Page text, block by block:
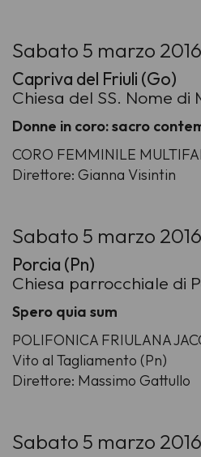
Sabato 5 marzo 2016
Capriva del Friuli (Go)
Chiesa del SS. Nome
Donne in coro: sacro
CORO FEMMINILE
Direttore: Gianna Visintin
Sabato 5 marzo 2016
Porcia (Pn)
Chiesa parrocchiale di
Spero quia sum
POLIFONICA FRIULANA
Vito al Tagliamento (Pn)
Direttore: Massimo Gattullo
Sabato 5 marzo 2016